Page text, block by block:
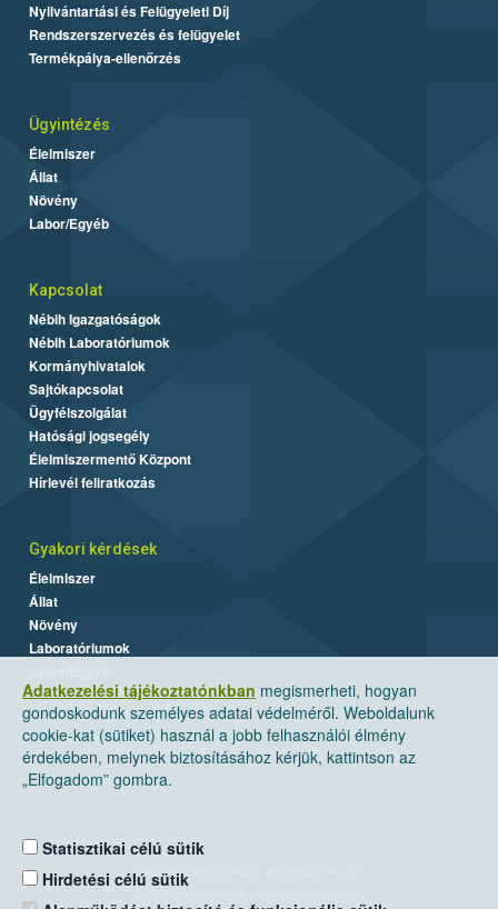
Adatkezelési tájékoztatónkban megismerheti, hogyan
gondoskodunk személyes adatai védelméről. Weboldalunk
cookie-kat (sütiket) használ a jobb felhasználói élmény
érdekében, melynek biztosításához kérjük, kattintson az
„Elfogadom” gombra.
Statisztikai célú sütik
Hirdetési célú sütik
Nyilvántartási és Felügyeleti Díj
Rendszerszervezés és felügyelet
Termékpálya-ellenőrzés
Ügyintézés
Élelmiszer
Állat
Növény
Labor/Egyéb
Kapcsolat
Nébih Igazgatóságok
Nébih Laboratóriumok
Kormányhivatalok
Sajtókapcsolat
Ügyfélszolgálat
Hatósági jogsegély
Élelmiszermentő Központ
Hírlevél feliratkozás
Gyakori kérdések
Élelmiszer
Állat
Növény
Laboratóriumok
Nemzeti Élelmiszerlánc-biztonsági Hivatal